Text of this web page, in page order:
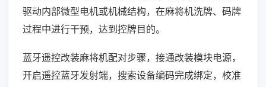
驱动内部微型电机或机械结构，在麻将机洗牌、码牌
过程中进行干预，达到控牌目的。
蓝牙遥控改装麻将机配对步骤，接通改装模块电源，
开启遥控蓝牙发射端，搜索设备编码完成绑定，校准